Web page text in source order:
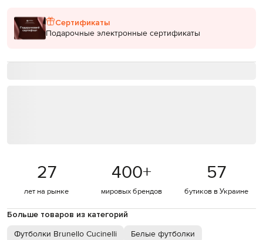
Сертификаты
Подарочные электронные сертификаты
27
лет на рынке
400+
мировых брендов
57
бутиков в Украине
Больше товаров из категорий
Футболки Brunello Cucinelli
Белые футболки